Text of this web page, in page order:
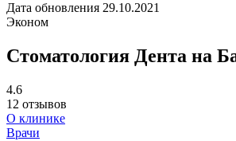
Дата обновления 29.10.2021
Эконом
Стоматология Дента на
4.6
12 отзывов
О клинике
Врачи